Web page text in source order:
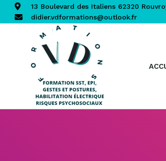
13 Boulevard des Italiens 62320
didier.vdformations@outlook.fr